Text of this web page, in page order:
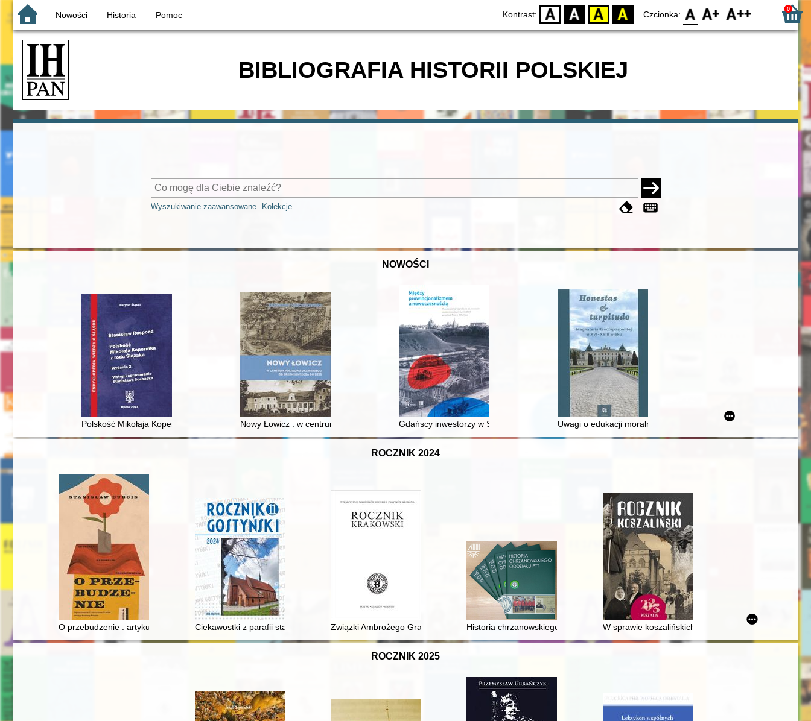
Nowości Historia Pomoc Kontrast: D BW YB BY Czcionka: F0 F1 F2 0
BIBLIOGRAFIA HISTORII POLSKIEJ
Wyszukiwanie zaawansowane Kolekcje
NOWOŚCI
Polskość Mikołaja Kopernika z rodu ŚlązakaNowy Łowicz : w centrum poligonu drawskiego od średniowiecza do dziśGdańscy inwestorzy w Sopocie : prestiż finansowy i towarzyski lokalnego mieszczaństwa w 2. poł. XIX w
Uwagi o edukacji moralnej synów szlacheckich w XVI-wiecznej
ROCZNIK 2024
O przebudzenie : artykuły, reportaże, przemówieniaCiekawostki z parafii starogostyńskiej. (Cz. 4),Związki Ambrożego Grabowskiego z Towarzystwem Naukowym Krakowskim
Historia chrzanowskiego oddziału PTTW sprawie koszalińskich procesów o czary z lat 1620-
ROCZNIK 2025